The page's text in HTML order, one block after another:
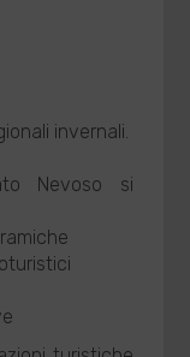
invernali.
Nevoso si